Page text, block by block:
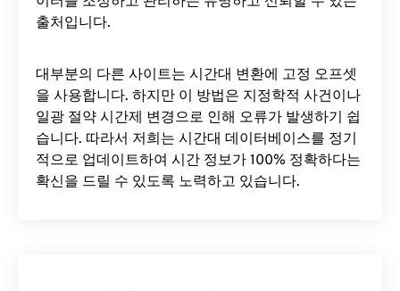
출처입니다.
대부분의 다른 사이트는 시간대 변환에 ​​고정 오프셋
을 사용합니다. 하지만 이 방법은 지정학적 사건이나
일광 절약 시간제 변경으로 인해 오류가 발생하기 쉽
습니다. 따라서 저희는 시간대 데이터베이스를 정기
적으로 업데이트하여 시간 정보가 100% 정확하다는
확신을 드릴 수 있도록 노력하고 있습니다.